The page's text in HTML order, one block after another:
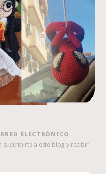
ELECTRÓNICO
a este blog y recibir